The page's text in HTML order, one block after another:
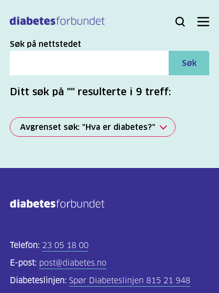
hovedinnhold
Bli
Logg
Søk Meny
Søk
Søk på nettstedet
Søk
Ditt søk på "" resulterte i 9 treff:
Avgrenset søk: "Hva er diabetes?"
(2817)
(863)
oppskrifter
(725)
Telefon: 23 05 18 00
E-post: post@diabetes.no
Diabeteslinjen: Spør Diabeteslinjen 815 21 948